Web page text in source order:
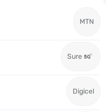
MTN
Sure
Digicel